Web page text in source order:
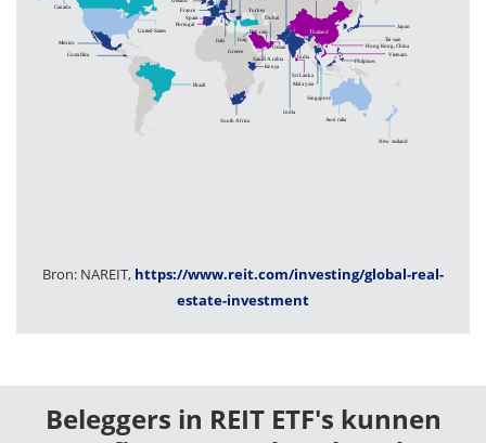
Bron: NAREIT, https://www.reit.com/investing/global-real-
estate-investment
Beleggers in REIT ETF's kunnen